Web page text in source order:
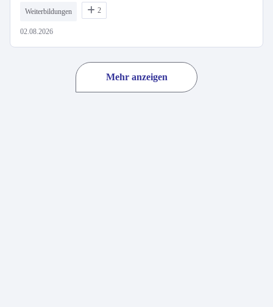
Weiterbildungen 2
02.08.2026
Mehr anzeigen